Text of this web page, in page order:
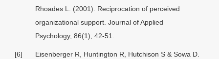
Rhoades L. (2001). Reciprocation of perceived
organizational support. Journal of Applied
Psychology, 86(1), 42-51.
[6]
Eisenberger R, Huntington R, Hutchison S & Sowa D.